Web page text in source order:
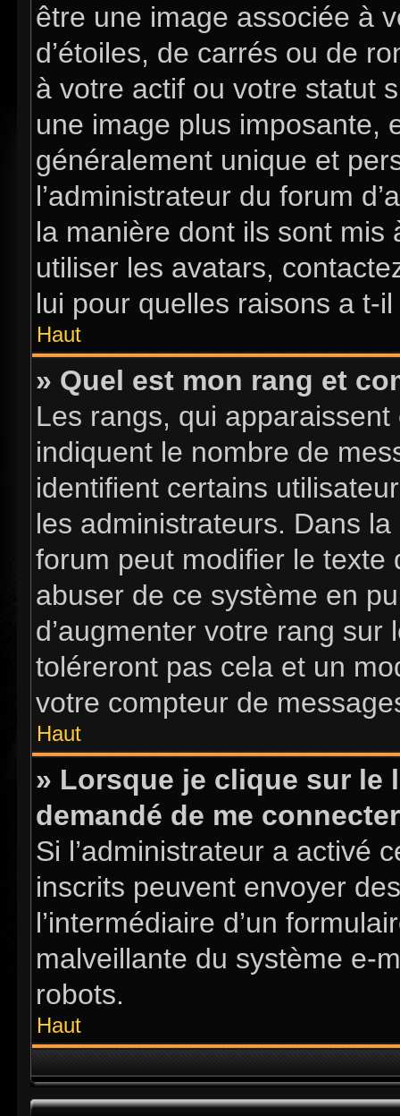
être une image associée à
d’étoiles, de carrés ou de
à votre actif ou votre statut
une image plus imposante,
généralement unique et
l’administrateur du forum
la manière dont ils sont mis
utiliser les avatars,
lui pour quelles raisons a t-
Haut
» Quel est mon rang et
Les rangs, qui
indiquent le nombre de
identifient certains
les administrateurs. Dans
forum peut modifier le
abuser de ce système en
d’augmenter votre rang
toléreront pas cela et un
votre compteur de
Haut
» Lorsque je clique sur le
demandé de me
Si l’administrateur a activé
inscrits peuvent envoyer
l’intermédiaire d’un
malveillante du système e-
robots.
Haut